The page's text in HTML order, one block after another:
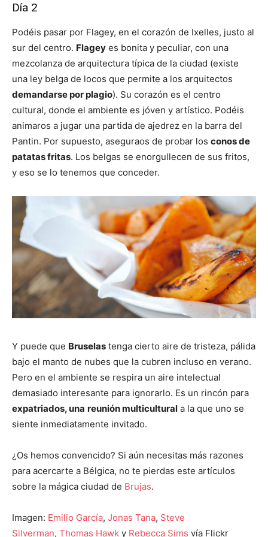
Día 2
Podéis pasar por Flagey, en el corazón de Ixelles, justo al
sur del centro. Flagey es bonita y peculiar, con una
mezcolanza de arquitectura típica de la ciudad (existe
una ley belga de locos que permite a los arquitectos
demandarse por plagio). Su corazón es el centro
cultural, donde el ambiente es jóven y artístico. Podéis
animaros a jugar una partida de ajedrez en la barra del
Pantin. Por supuesto, aseguraos de probar los conos de
patatas fritas. Los belgas se enorgullecen de sus fritos,
y eso se lo tenemos que conceder.
Y puede que Bruselas tenga cierto aire de tristeza, pálida
bajo el manto de nubes que la cubren incluso en verano.
Pero en el ambiente se respira un aire intelectual
demasiado interesante para ignorarlo. Es un rincón para
expatriados, una reunión multicultural a la que uno se
siente inmediatamente invitado.
¿Os hemos convencido? Si aún necesitas más razones
para acercarte a Bélgica, no te pierdas este artículos
sobre la mágica ciudad de Brujas.
Imagen: Emilio García, Jonas Tana, Steve
Silverman, Thomas Hawk y Rebecca Sims vía Flickr